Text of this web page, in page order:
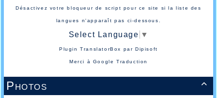
Désactivez votre bloqueur de script pour ce site si la liste des
langues n'apparaît pas ci-dessous.
Select Language ▼
Plugin TranslatorBox parDipisoft
Merci à Google Traduction

Photos